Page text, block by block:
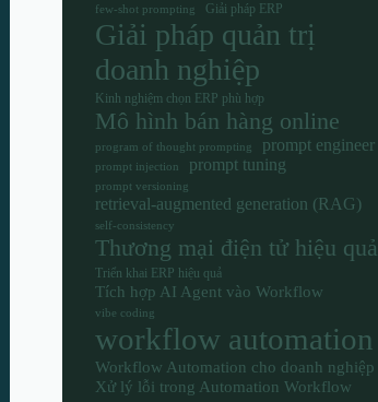
few-shot prompting Giải pháp ERP
Giải pháp quản trị
doanh nghiệp
Kinh nghiệm chọn ERP phù hợp
Mô hình bán hàng online
program of thought prompting prompt engineer
prompt injection prompt tuning
prompt versioning
retrieval-augmented generation (RAG)
self-consistency
Thương mại điện tử hiệu quả
Triển khai ERP hiệu quả
Tích hợp AI Agent vào Workflow
vibe coding
workflow automation
Workflow Automation cho doanh nghiệp
Xử lý lỗi trong Automation Workflow